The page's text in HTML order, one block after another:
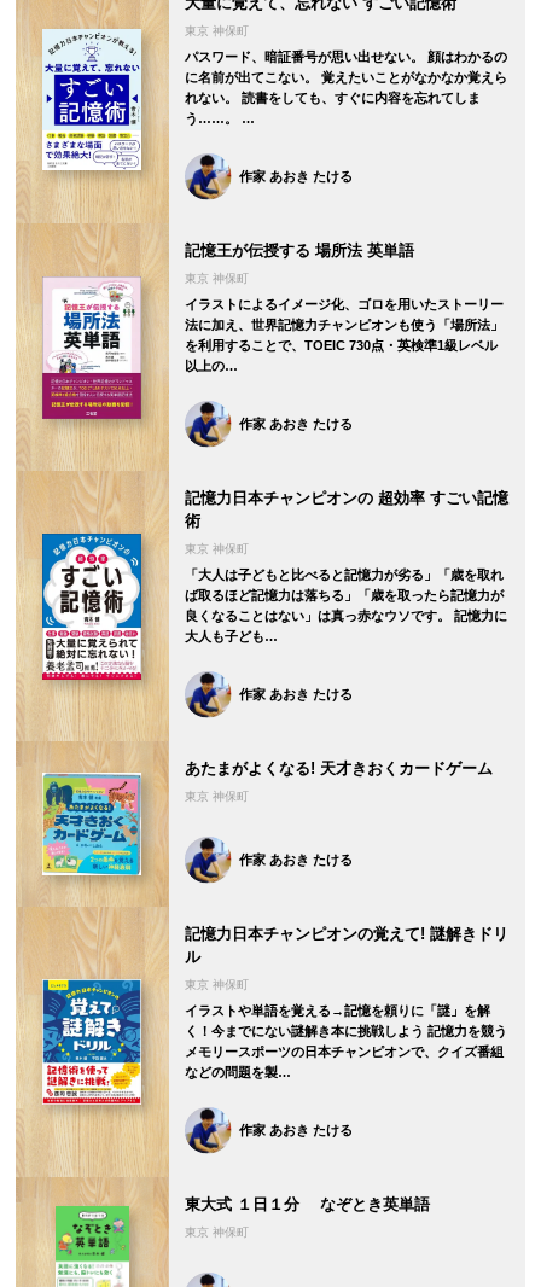
東京 神保町
パスワード、暗証番号が思い出せない。 顔はわかるの
に名前が出てこない。 覚えたいことがなかなか覚えら
れない。 読書をしても、すぐに内容を忘れてしま
う……。 …
作家 あおき たける
記憶王が伝授する 場所法 英単語
東京 神保町
イラストによるイメージ化、ゴロを用いたストーリー
法に加え、世界記憶力チャンピオンも使う「場所法」
を利用することで、TOEIC 730点・英検準1級レベル
以上の…
作家 あおき たける
記憶力日本チャンピオンの 超効率 すごい記憶
術
東京 神保町
「大人は子どもと比べると記憶力が劣る」「歳を取れ
ば取るほど記憶力は落ちる」「歳を取ったら記憶力が
良くなることはない」は真っ赤なウソです。 記憶力に
大人も子ども…
作家 あおき たける
あたまがよくなる! 天才きおくカードゲーム
東京 神保町
作家 あおき たける
記憶力日本チャンピオンの覚えて! 謎解きドリ
ル
東京 神保町
イラストや単語を覚える→記憶を頼りに「謎」を解
く！今までにない謎解き本に挑戦しよう 記憶力を競う
メモリースポーツの日本チャンピオンで、クイズ番組
などの問題を製…
作家 あおき たける
東大式 １日１分 なぞとき英単語
東京 神保町